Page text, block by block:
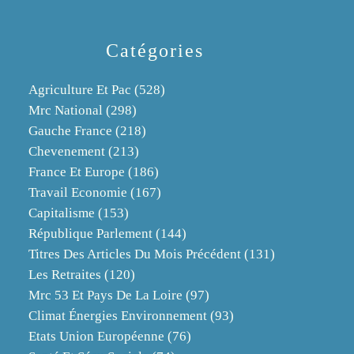
Catégories
Agriculture Et Pac (528)
Mrc National (298)
Gauche France (218)
Chevenement (213)
France Et Europe (186)
Travail Economie (167)
Capitalisme (153)
République Parlement (144)
Titres Des Articles Du Mois Précédent (131)
Les Retraites (120)
Mrc 53 Et Pays De La Loire (97)
Climat Énergies Environnement (93)
Etats Union Européenne (76)